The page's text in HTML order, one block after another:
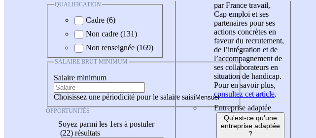
QUALIFICATION
Cadre (6)
Non cadre (131)
Non renseignée (169)
SALAIRE BRUT MINIMUM
Salaire minimum
Choisissez une périodicité pour le salaire saisi
OPPORTUNITÉS
Soyez parmi les 1ers à postuler
(22) résultats
par France travail,
Cap emploi et ses
partenaires pour ses
actions concrètes en
faveur du recrutement,
de l’intégration et de
l’accompagnement de
ses collaborateurs en
situation de handicap.
Pour en savoir plus,
consultez cet article.
Entreprise adaptée
Qu'est-ce qu'une
entreprise adaptée
?